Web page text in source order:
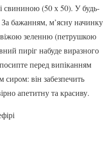
свининою (50 х 50). У будь-
бажанням, м’ясну начинку
зеленню (петрушкою
пиріг набуде виразного
перед випіканням
він забезпечить
апетитну та красиву.